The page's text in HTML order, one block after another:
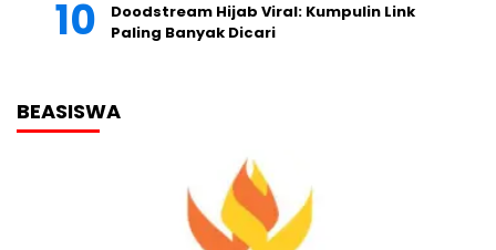
Doodstream Hijab Viral: Kumpulin Link
Paling Banyak Dicari
BEASISWA